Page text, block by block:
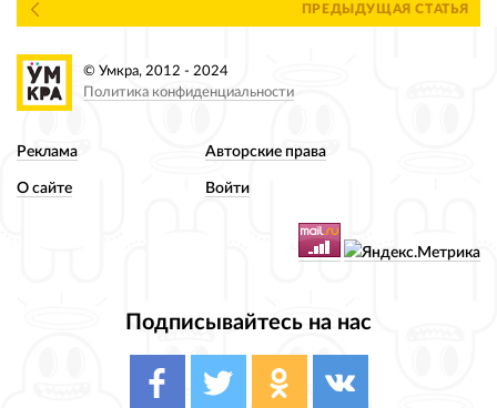
ПРЕДЫДУЩАЯ СТАТЬЯ
Реклама Авторские права
О сайте Войти
Подписывайтесь на нас
© Умкра, 2012 - 2024
Политика конфиденциальности